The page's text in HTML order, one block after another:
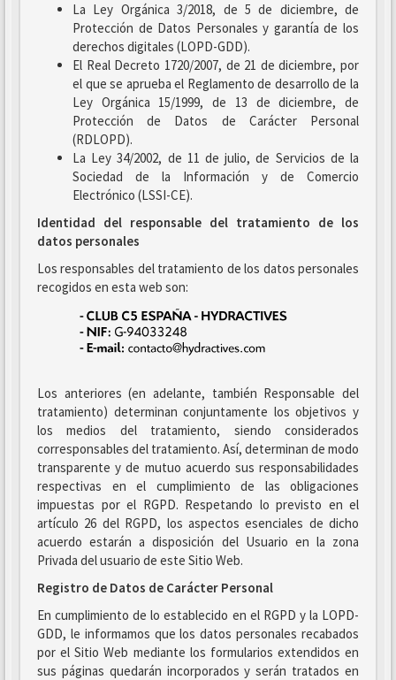
La Ley Orgánica 3/2018, de 5 de diciembre, de
Protección de Datos Personales y garantía de los
derechos digitales (LOPD-GDD).
El Real Decreto 1720/2007, de 21 de diciembre, por
el que se aprueba el Reglamento de desarrollo de la
Ley Orgánica 15/1999, de 13 de diciembre, de
Protección de Datos de Carácter Personal
(RDLOPD).
La Ley 34/2002, de 11 de julio, de Servicios de la
Sociedad de la Información y de Comercio
Electrónico (LSSI-CE).
Identidad del responsable del tratamiento de los
datos personales
Los responsables del tratamiento de los datos personales
recogidos en esta web son:
Los anteriores (en adelante, también Responsable del
tratamiento) determinan conjuntamente los objetivos y
los medios del tratamiento, siendo considerados
corresponsables del tratamiento. Así, determinan de modo
transparente y de mutuo acuerdo sus responsabilidades
respectivas en el cumplimiento de las obligaciones
impuestas por el RGPD. Respetando lo previsto en el
artículo 26 del RGPD, los aspectos esenciales de dicho
acuerdo estarán a disposición del Usuario en la zona
Privada del usuario de este Sitio Web.
Registro de Datos de Carácter Personal
En cumplimiento de lo establecido en el RGPD y la LOPD-
GDD, le informamos que los datos personales recabados
por el Sitio Web mediante los formularios extendidos en
sus páginas quedarán incorporados y serán tratados en